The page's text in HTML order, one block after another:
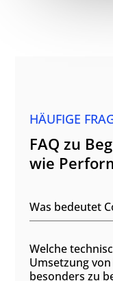
HÄUFIGE
FAQ zu
wie
Was bedeutet
Welche
Umsetzung
besonders zu